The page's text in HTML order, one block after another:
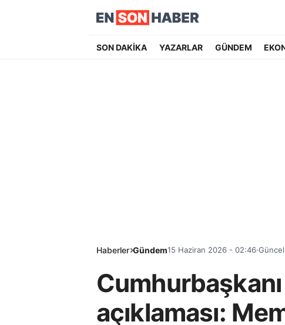
SON DAKİKA YAZARLAR GÜNDEM
Haberler Gündem15 Haziran 2026 - 02:46
açıklaması: